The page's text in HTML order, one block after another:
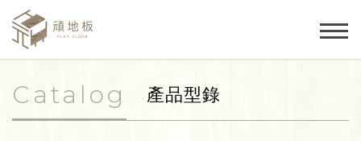
Catalog 產品型錄